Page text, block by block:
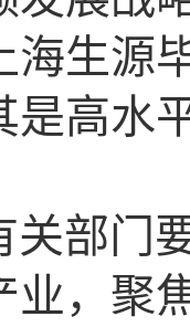
海生源
是高水
关部门
业，聚